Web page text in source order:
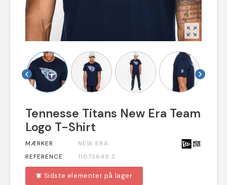
zoom_out_map
chevron_left chevron_right
Tennesse Titans New Era Team
Logo T-Shirt
MÆRKER
NEW ERA
REFERENCE
11073649 S
notifications_active Sidste elementer på lager